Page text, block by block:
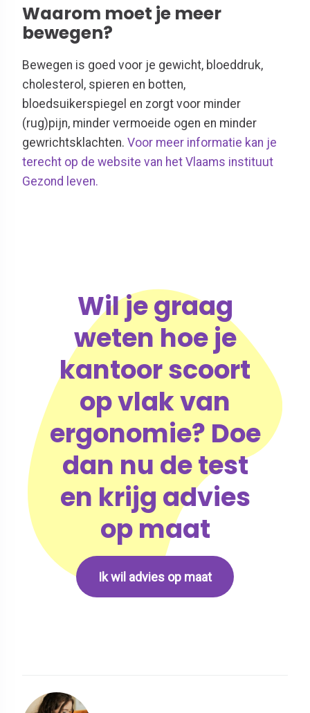
Waarom moet je meer
bewegen?
Bewegen is goed voor je gewicht, bloeddruk,
cholesterol, spieren en botten,
bloedsuikerspiegel en zorgt voor minder
(rug)pijn, minder vermoeide ogen en minder
gewrichtsklachten. Voor meer informatie kan je
terecht op de website van het Vlaams instituut
Gezond leven.
Wil je graag
weten hoe je
kantoor scoort
op vlak van
ergonomie? Doe
dan nu de test
en krijg advies
op maat
Ik wil advies op maat